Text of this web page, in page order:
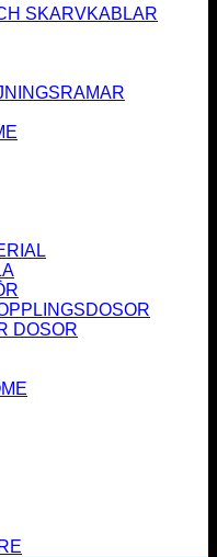
SKARVKABLAR
DOSOR